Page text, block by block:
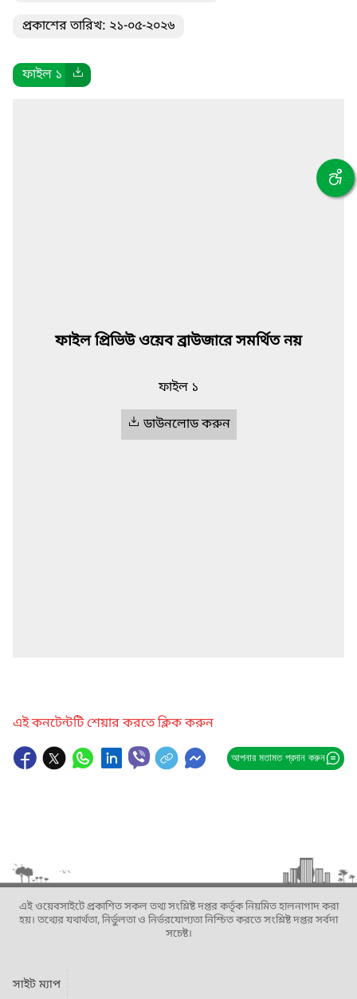
প্রকাশের তারিখ: ২১-০৫-২০২৬
ফাইল ১
ফাইল প্রিভিউ ওয়েব ব্রাউজারে সমর্থিত নয়
ফাইল ১
ডাউনলোড করুন
এই কনটেন্টটি শেয়ার করতে ক্লিক করুন
আপনার মতামত প্রদান করুন
এই ওয়েবসাইটে প্রকাশিত সকল তথ্য সংশ্লিষ্ট দপ্তর কর্তৃক নিয়মিত হালনাগাদ করা
হয়। তথ্যের যথার্থতা, নির্ভুলতা ও নির্ভরযোগ্যতা নিশ্চিত করতে সংশ্লিষ্ট দপ্তর সর্বদা
সচেষ্ট।
সাইট ম্যাপ